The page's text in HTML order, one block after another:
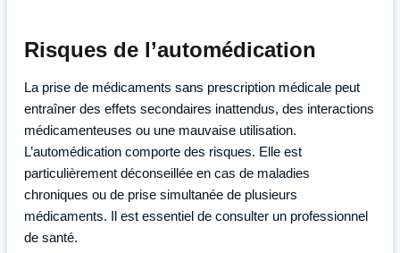
Risques de l’automédication
La prise de médicaments sans prescription médicale peut
entraîner des effets secondaires inattendus, des interactions
médicamenteuses ou une mauvaise utilisation.
L’automédication comporte des risques. Elle est
particulièrement déconseillée en cas de maladies
chroniques ou de prise simultanée de plusieurs
médicaments. Il est essentiel de consulter un professionnel
de santé.